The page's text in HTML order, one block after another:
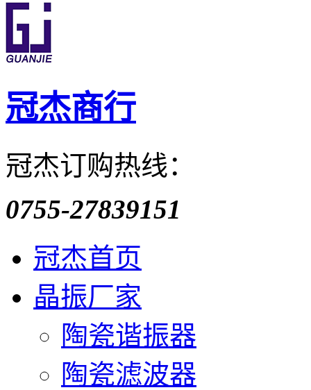
冠杰商行
冠杰订购热线：
0755-27839151
冠杰首页
晶振厂家
陶瓷谐振器
陶瓷滤波器